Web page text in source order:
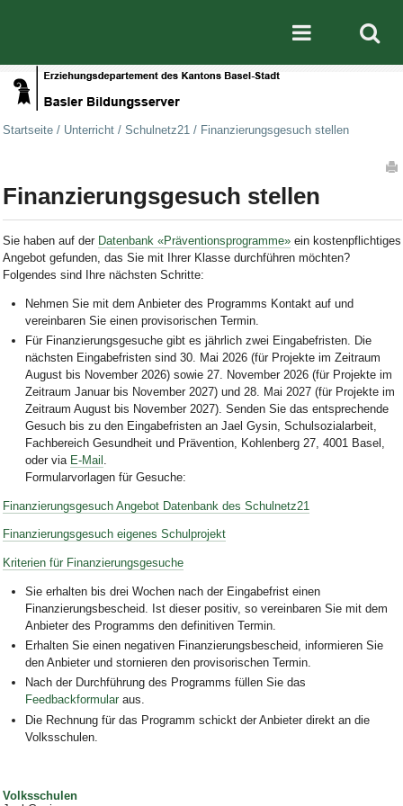
Mobile
Startseite / Unterricht / Schulnetz21 / Finanzierungsgesuch stellen
Finanzierungsgesuch stellen
Sie haben auf der Datenbank «Präventionsprogramme»ein kostenpflichtiges
Angebot gefunden, das Sie mit Ihrer Klasse durchführen möchten?
Folgendes sind Ihre nächsten Schritte:
Nehmen Sie mit dem Anbieter des Programms Kontakt auf und
vereinbaren Sie einen provisorischen Termin.
Für Finanzierungsgesuche gibt es jährlich zwei Eingabefristen. Die
nächsten Eingabefristen sind30. Mai 2026 (für Projekte im Zeitraum
August bis November 2026) sowie 27. November 2026 (für Projekte im
Zeitraum Januar bis November 2027) und 28. Mai 2027 (für Projekte im
Zeitraum August bis November 2027). Senden Sie das entsprechende
Gesuch bis zu den Eingabefristen an Jael Gysin, Schulsozialarbeit,
Fachbereich Gesundheit und Prävention, Kohlenberg 27, 4001 Basel,
oder via E-Mail
Formularvorlagen für Gesuche:
Finanzierungsgesuch Angebot Datenbank des Schulnetz21
Finanzierungsgesuch eigenes Schulprojekt
Kriterien für Finanzierungsgesuche
Sie erhalten bis drei Wochen nach der Eingabefrist einen
Finanzierungsbescheid. Ist dieser positiv, so vereinbaren Sie mit dem
Anbieter des Programms den definitiven Termin.
Erhalten Sie einen negativen Finanzierungsbescheid, informieren Sie
den Anbieter und stornieren den provisorischen Termin.
Nach der Durchführung des Programms füllen Sie das
Feedbackformular aus.
Die Rechnung für das Programm schickt der Anbieter direkt an die
Volksschulen.
Volksschulen